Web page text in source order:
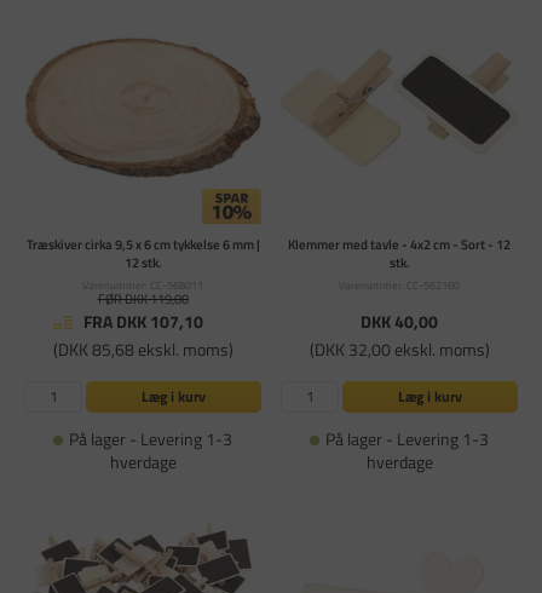
Træskiver cirka 9,5 x 6 cm tykkelse 6 mm |
12 stk.
Varenummer: CC-568011
FØR DKK 119,00
FRA DKK 107,10
(DKK 85,68 ekskl. moms)
Læg i kurv
På lager - Levering 1-3
hverdage
Klemmer med tavle - 4x2 cm - Sort - 12
stk.
Varenummer: CC-562160
DKK 40,00
(DKK 32,00 ekskl. moms)
Læg i kurv
På lager - Levering 1-3
hverdage